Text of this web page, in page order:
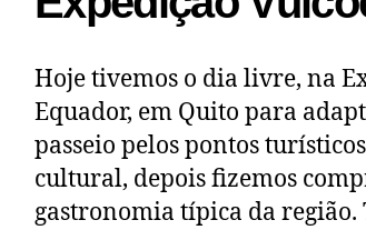
Hoje tivemos o dia livre, na
Equador, em Quito para
passeio pelos pontos
cultural, depois fizemos
gastronomia típica da região.